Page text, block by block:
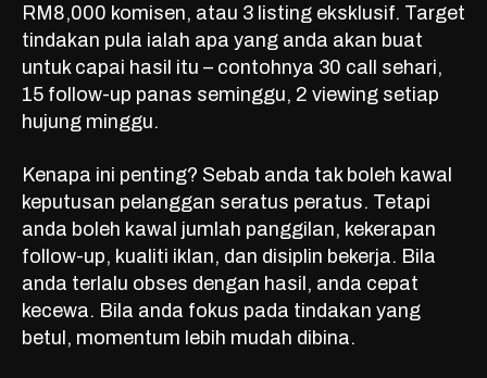
RM8,000 komisen, atau 3 listing eksklusif. Target
tindakan pula ialah apa yang anda akan buat
untuk capai hasil itu – contohnya 30 call sehari,
15 follow-up panas seminggu, 2 viewing setiap
hujung minggu.
Kenapa ini penting? Sebab anda tak boleh kawal
keputusan pelanggan seratus peratus. Tetapi
anda boleh kawal jumlah panggilan, kekerapan
follow-up, kualiti iklan, dan disiplin bekerja. Bila
anda terlalu obses dengan hasil, anda cepat
kecewa. Bila anda fokus pada tindakan yang
betul, momentum lebih mudah dibina.